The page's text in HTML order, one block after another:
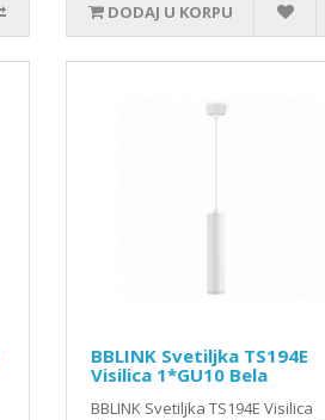
DODAJ U KORPU
BBLINK Svetiljka TS194E
Visilica 1*GU10 Bela
BBLINK Svetiljka TS194E Visilica